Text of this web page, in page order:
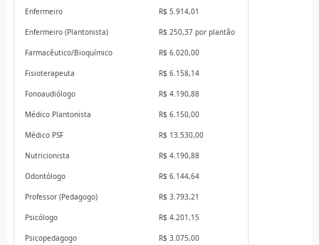
Enfermeiro R$ 5.914,01
Enfermeiro (Plantonista) R$ 250,37 por plantão
Farmacêutico/Bioquímico R$ 6.020,00
Fisioterapeuta R$ 6.158,14
Fonoaudiólogo R$ 4.190,88
Médico Plantonista R$ 6.150,00
Médico PSF R$ 13.530,00
Nutricionista R$ 4.190,88
Odontólogo R$ 6.144,64
Professor (Pedagogo) R$ 3.793,21
Psicólogo R$ 4.201,15
Psicopedagogo R$ 3.075,00